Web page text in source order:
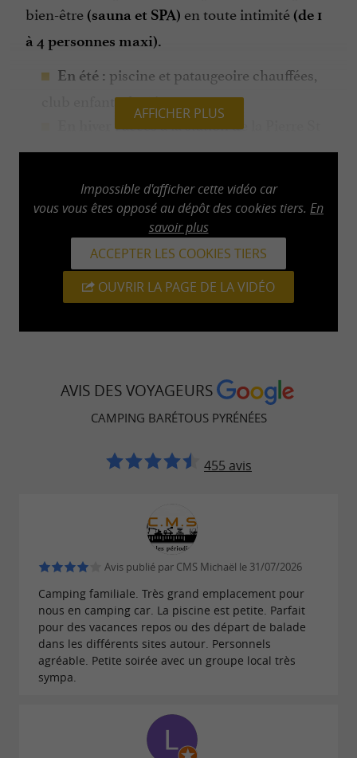
bien-être (sauna et SPA) en toute intimité (de 1
à 4 personnes maxi).
En été : piscine et pataugeoire chauffées,
club enfants de 6 à 12 ans.
En hiver :
accès à la station de la Pierre St
Martin par la navette bus durant les vacances
AFFICHER PLUS
Impossible d'afficher cette vidéo car
vous vous êtes opposé au dépôt des cookies tiers. En
savoir plus
ACCEPTER LES COOKIES TIERS
OUVRIR LA PAGE DE LA VIDÉO
AVIS DES VOYAGEURS
CAMPING BARÉTOUS PYRÉNÉES
455 avis
Avis publié par CMS Michaël le 31/07/2026
Camping familiale. Très grand emplacement pour
nous en camping car. La piscine est petite. Parfait
pour des vacances repos ou des départ de balade
dans les différents sites autour. Personnels
agréable. Petite soirée avec un groupe local très
sympa.